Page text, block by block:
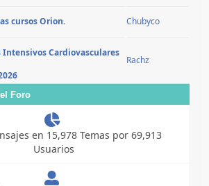
cursos Orion. Chubyco
Intensivos Cardiovasculares
Rachz
Foro
en 15,978 Temas por 69,913
Usuarios